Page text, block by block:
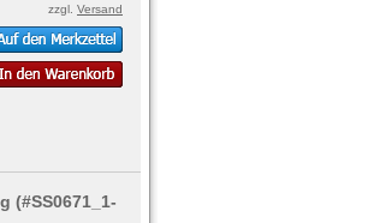
zzgl. Versand
(#SS0671_1-